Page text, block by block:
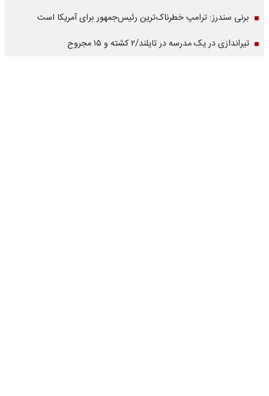
برنی سندرز: ترامپ خطرناک‌ترین رئیس‌جمهور برای آمریکا است
تیراندازی در یک مدرسه در تایلند/۲ کشته و ۱۵ مجروح